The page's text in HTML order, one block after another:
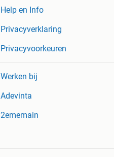
Help en Info
Privacyverklaring
Privacyvoorkeuren
Werken bij
Adevinta
2ememain